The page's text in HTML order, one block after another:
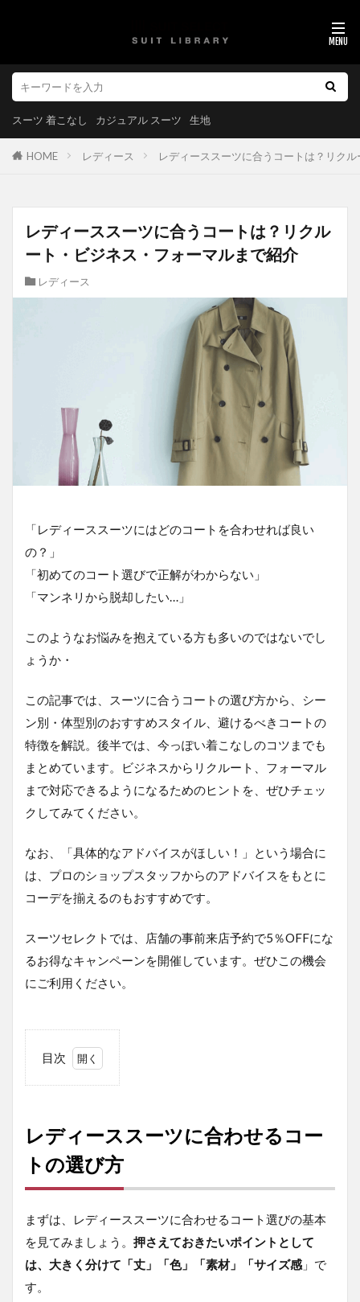
スーツ 着こなし カジュアル スーツ 生地
HOME レディース レディーススーツに合うコートは？リク
レディーススーツに合うコートは？リクル
ート・ビジネス・フォーマルまで紹介
レディース
「レディーススーツにはどのコートを合わせれば良い
の？」
「初めてのコート選びで正解がわからない」
「マンネリから脱却したい…」
このようなお悩みを抱えている方も多いのではないでし
ょうか・
この記事では、スーツに合うコートの選び方から、シー
ン別・体型別のおすすめスタイル、避けるべきコートの
特徴を解説。後半では、今っぽい着こなしのコツまでも
まとめています。ビジネスからリクルート、フォーマル
まで対応できるようになるためのヒントを、ぜひチェッ
クしてみてください。
なお、「具体的なアドバイスがほしい！」という場合に
は、プロのショップスタッフからのアドバイスをもとに
コーデを揃えるのもおすすめです。
スーツセレクトでは、店舗の事前来店予約で5％OFFにな
るお得なキャンペーンを開催しています。ぜひこの機会
にご利用ください。
目次
ィ
ー
ス
ス
ー
に
わ
せ
コ
レディーススーツに合わせるコー
トの選び方
まずは、レディーススーツに合わせるコート選びの基本
を見てみましょう。 押さえておきたいポイントとして
は、大きく分けて「丈」「色」「素材」「サイズ感 」で
す。